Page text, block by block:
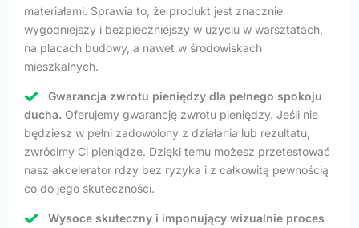
materiałami. Sprawia to, że produkt jest znacznie
wygodniejszy i bezpieczniejszy w użyciu w warsztatach,
na placach budowy, a nawet w środowiskach
mieszkalnych.
Gwarancja zwrotu pieniędzy dla pełnego spokoju
ducha. Oferujemy gwarancję zwrotu pieniędzy. Jeśli nie
będziesz w pełni zadowolony z działania lub rezultatu,
zwrócimy Ci pieniądze. Dzięki temu możesz przetestować
nasz akcelerator rdzy bez ryzyka i z całkowitą pewnością
co do jego skuteczności.
Wysoce skuteczny i imponujący wizualnie proces